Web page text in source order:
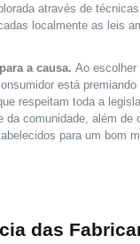
através de
localmente as leis
a causa. Ao escolher
está premiando
respeitam toda a
da comunidade, além de
para um bom
das